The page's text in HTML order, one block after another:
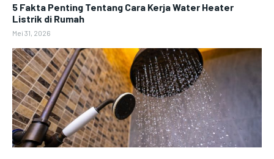
5 Fakta Penting Tentang Cara Kerja Water Heater
Listrik di Rumah
Mei 31, 2026